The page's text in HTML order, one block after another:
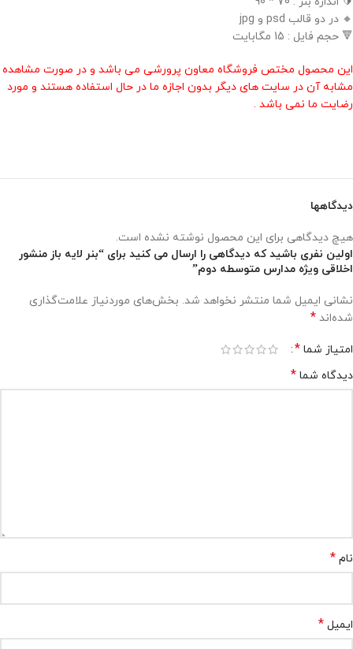
🔸 در دو قالب psd و jpg
🔻 حجم فایل : 15 مگابایت
این محصول مختص فروشگاه معاون پرورشی می باشد و در صورت مشاهده
مشابه آن در سایت های دیگر بدون اجازه ما در حال استفاده هستند و مورد
رضایت ما نمی باشد .
دیدگاهها
هیچ دیدگاهی برای این محصول نوشته نشده است.
اولین نفری باشید که دیدگاهی را ارسال می کنید برای “بنر لایه باز منشور
اخلاقی ویژه مدارس متوسطه دوم”
نشانی ایمیل شما منتشر نخواهد شد. بخش‌های موردنیاز علامت‌گذاری
شده‌اند *
امتیاز شما *
دیدگاه شما *
نام *
ایمیل *